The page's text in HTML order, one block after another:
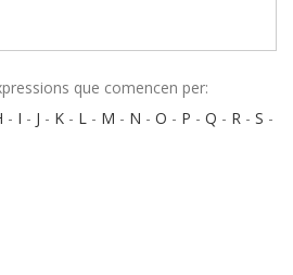
que comencen per:
- I - J - K - L - M - N - O - P - Q - R - S -